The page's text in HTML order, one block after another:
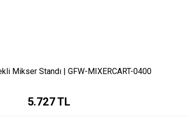
Mikser Standı | GFW-MIXERCART-0400
5.727TL